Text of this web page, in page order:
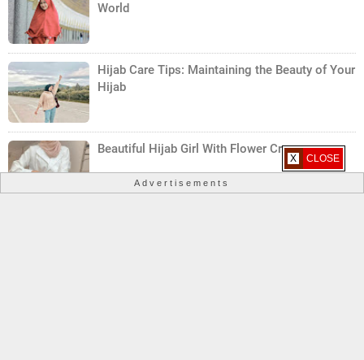
World
Hijab Care Tips: Maintaining the Beauty of Your
Hijab
Beautiful Hijab Girl With Flower Crown
X CLOSE
Advertisements